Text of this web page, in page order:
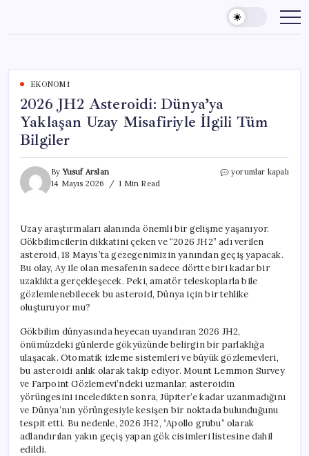
content
EKONOMI
2026 JH2 Asteroidi: Dünya’ya
Yaklaşan Uzay Misafiriyle İlgili Tüm
Bilgiler
ByYusuf Arslan
14 Mayıs 2026
1 Min Read
2026
Uzay
Misafiriyle
İlgili
Tüm
Bilgiler
için
yorumlar kapalı
Uzay araştırmaları alanında önemli bir gelişme yaşanıyor.
Gökbilimcilerin dikkatini çeken ve “2026 JH2” adı verilen
asteroid, 18 Mayıs’ta gezegenimizin yanından geçiş yapacak.
Bu olay, Ay ile olan mesafenin sadece dörtte biri kadar bir
uzaklıkta gerçekleşecek. Peki, amatör teleskoplarla bile
gözlemlenebilecek bu asteroid, Dünya için bir tehlike
oluşturuyor mu?
Gökbilim dünyasında heyecan uyandıran 2026 JH2,
önümüzdeki günlerde gökyüzünde belirgin bir parlaklığa
ulaşacak. Otomatik izleme sistemleri ve büyük gözlemevleri,
bu asteroidi anlık olarak takip ediyor. Mount Lemmon Survey
ve Farpoint Gözlemevi’ndeki uzmanlar, asteroidin
yörüngesini inceledikten sonra, Jüpiter’e kadar uzanmadığını
ve Dünya’nın yörüngesiyle kesişen bir noktada bulunduğunu
tespit etti. Bu nedenle, 2026 JH2, “Apollo grubu” olarak
adlandırılan yakın geçiş yapan gök cisimleri listesine dahil
edildi.